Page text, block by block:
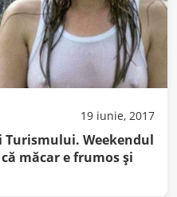
19 iunie, 2017
Weekendul
măcar e frumos şi